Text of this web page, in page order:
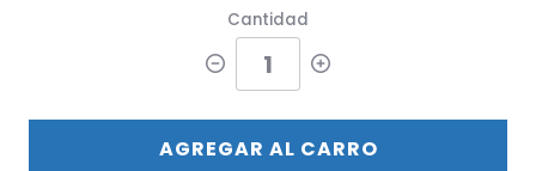
Cantidad
AGREGAR AL CARRO